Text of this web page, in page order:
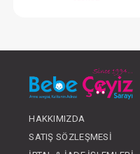
OLUNUZ
HAKKIMIZDA
SATIŞ SÖZLEŞMESI